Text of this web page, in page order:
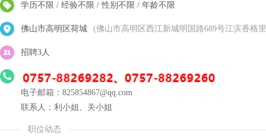
学历不限 / 经验不限 / 性别不限 / 年龄不限
佛山市高明区荷城 (佛山市高明区西江新城明国路689号江滨香格
招聘3人
电子邮箱：825854867@qq.com
联系人：利小姐、关小姐
职位动态